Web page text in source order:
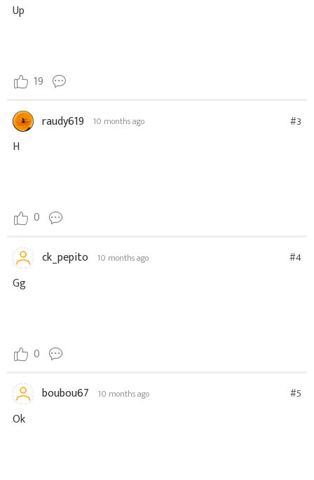
Up
19
raudy619 10 months ago #3
H
0
ck_pepito 10 months ago #4
Gg
0
boubou67 10 months ago #5
Ok